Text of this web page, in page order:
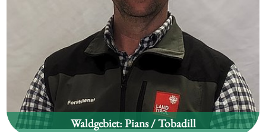
Waldgebiet:Pians / Tobadill